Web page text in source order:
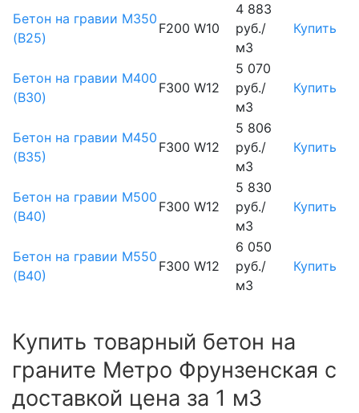
Бетон на гравии М350
(B25)
F200 W10
4 883
руб./
м3
Купить
Бетон на гравии М400
(B30)
F300 W12
5 070
руб./
м3
Купить
Бетон на гравии М450
(В35)
F300 W12
5 806
руб./
м3
Купить
Бетон на гравии М500
(В40)
F300 W12
5 830
руб./
м3
Купить
Бетон на гравии М550
(В40)
F300 W12
6 050
руб./
м3
Купить
Купить товарный бетон на
граните Метро Фрунзенская с
доставкой цена за 1 м3